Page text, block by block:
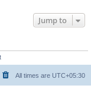
Jump to
All times are UTC+05:30